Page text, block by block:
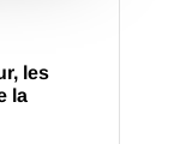
les
la